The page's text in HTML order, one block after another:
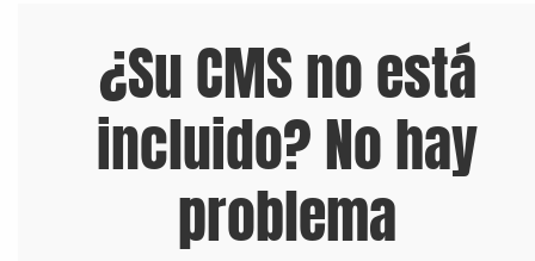
¿Su CMS no está
incluido? No hay
problema